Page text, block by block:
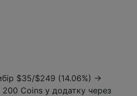
$35/$249 (14.06%) →
Coins у додатку через